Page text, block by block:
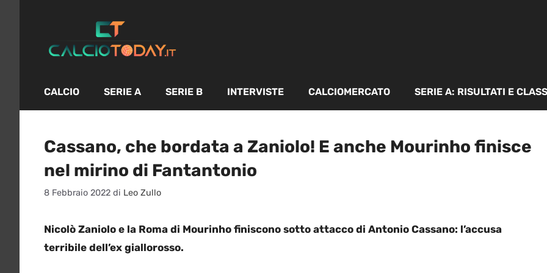
contenuto
CALCIO SERIE A SERIE B INTERVISTE CALCIOMERCATO SERIE A: RISULTATI E
Cassano, che bordata a Zaniolo! E anche Mourinho finisce
nel mirino di Fantantonio
8 Febbraio 2022 di Leo Zullo
Nicolò Zaniolo e la Roma di Mourinho finiscono sotto attacco di Antonio Cassano: l’accusa
terribile dell’ex giallorosso.